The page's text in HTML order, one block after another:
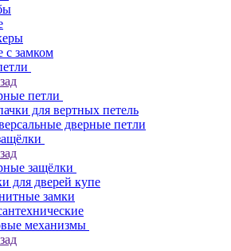
с замком
петли
для вертных петель
дверные петли
защёлки
для дверей купе
замки
механизмы